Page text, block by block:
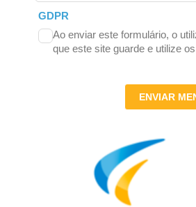
GDPR
Ao enviar este formulário, o
que este site guarde e utilize
ENVIAR